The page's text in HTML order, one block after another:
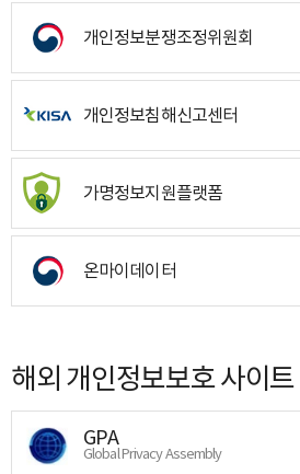
개인정보분쟁조정위원회
개인정보침해신고센터
가명정보지원플랫폼
온마이데이터
해외 개인정보보호 사이트
GPA
Global Privacy Assembly